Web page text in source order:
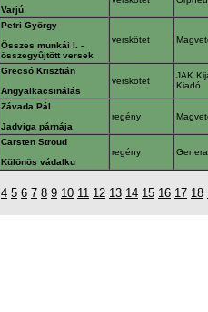
Varjú
Petri György
Összes munkái I. -
összegyûjtött versek
verskötet
Grecsó Krisztián
Angyalkacsinálás
verskötet
JAK
Kiadó
Závada Pál
Jadviga párnája
regény
Carsten Stroud
Különös vádalku
regény
4 5 6 7 8 9 10 11 12 13 14 15 16 17 18